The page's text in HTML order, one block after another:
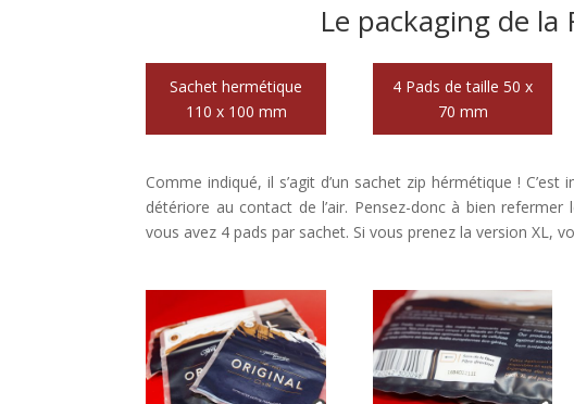
Le packaging de la
Sachet hermétique
110 x 100 mm
4 Pads de taille 50 x
70 mm
Comme indiqué, il s’agit d’un sachet zip hérmétique !
détériore au contact de l’air. Pensez-donc à bien
vous avez 4 pads par sachet. Si vous prenez la version XL,